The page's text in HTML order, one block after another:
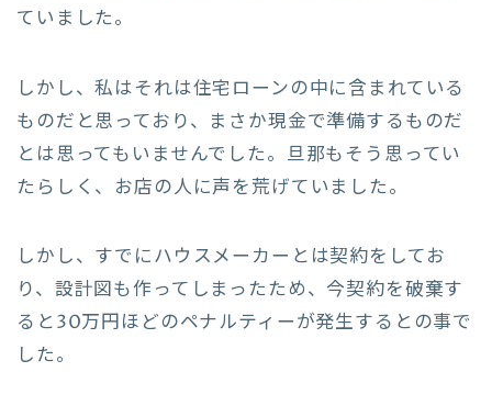
ていました。
しかし、私はそれは住宅ローンの中に含まれている
ものだと思っており、まさか現金で準備するものだ
とは思ってもいませんでした。旦那もそう思ってい
たらしく、お店の人に声を荒げていました。
しかし、すでにハウスメーカーとは契約をしてお
り、設計図も作ってしまったため、今契約を破棄す
ると30万円ほどのペナルティーが発生するとの事で
した。